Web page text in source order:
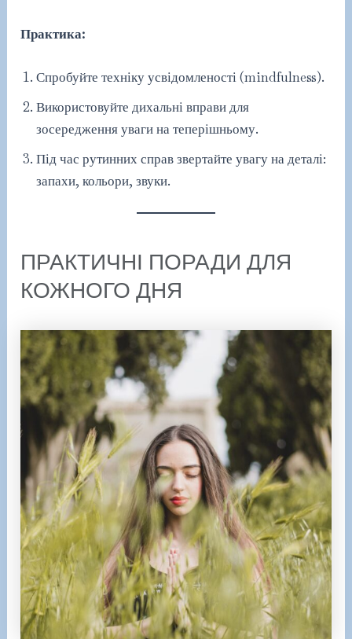
Практика:
Спробуйте техніку усвідомленості (mindfulness).
Використовуйте дихальні вправи для
зосередження уваги на теперішньому.
Під час рутинних справ звертайте увагу на деталі:
запахи, кольори, звуки.
ПРАКТИЧНІ ПОРАДИ ДЛЯ
КОЖНОГО ДНЯ